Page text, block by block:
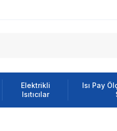
Elektrikli
Isıtıcılar
Isı Pay